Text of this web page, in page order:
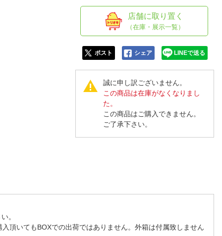
店舗に取り置く
（在庫・展示一覧）
ポスト シェア LINEで送る
誠に申し訳ございません。
この商品は在庫がなくなりまし
た。
この商品はご購入できません。
ご了承下さい。
。
頂いてもBOXでの出荷ではありません。外箱は付属致しません